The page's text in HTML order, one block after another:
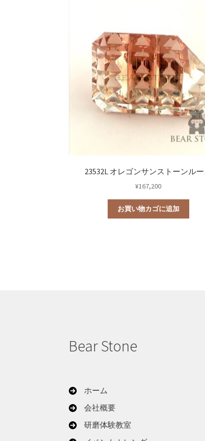
23532L オレゴンサンストーンルー
¥167,200
お買い物カゴに追加
Bear Stone
ホーム
会社概要
研磨体験教室